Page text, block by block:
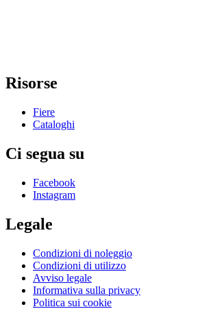
Risorse
Fiere
Cataloghi
Ci segua su
Facebook
Instagram
Legale
Condizioni di noleggio
Condizioni di utilizzo
Avviso legale
Informativa sulla privacy
Politica sui cookie